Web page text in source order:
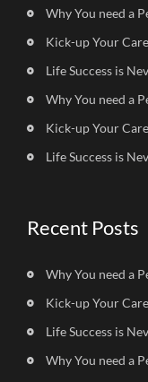
Why You need a
Kick-up Your
Life Success is
Why You need a
Kick-up Your
Life Success is
Recent Posts
Why You need a
Kick-up Your
Life Success is
Why You need a